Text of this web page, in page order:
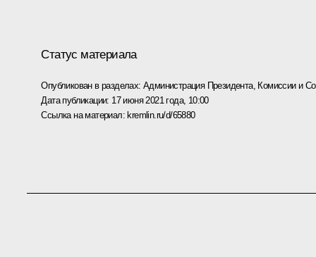
Статус материала
Опубликован в разделах: Администрация Президента, Комиссии и
Дата публикации: 17 июня 2021 года, 10:00
Ссылка на материал:kremlin.ru/d/65880